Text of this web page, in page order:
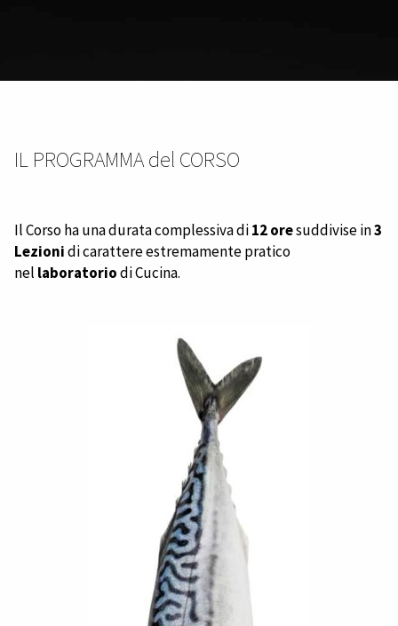
IL PROGRAMMA del CORSO
Il Corso ha una durata complessiva di12 oresuddivise in3
Lezionidi carattere estremamente pratico
nel laboratoriodi Cucina.